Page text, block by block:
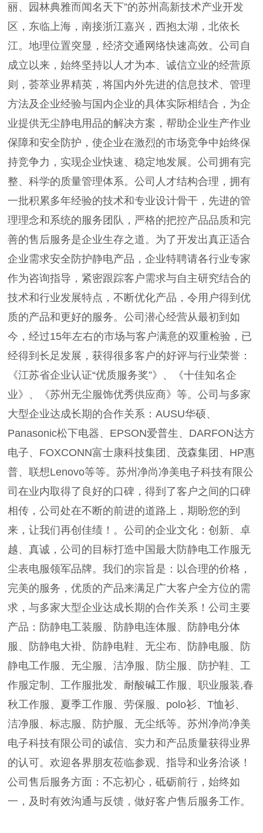
丽、园林典雅而闻名天下”的苏州高新技术产业开发
区，东临上海，南接浙江嘉兴，西抱太湖，北依长
江。地理位置突显，经济交通网络快速高效。公司自
成立以来，始终坚持以人才为本、诚信立业的经营原
则，荟萃业界精英，将国内外先进的信息技术、管理
方法及企业经验与国内企业的具体实际相结合，为企
业提供无尘静电用品的解决方案，帮助企业生产作业
保障和安全防护，使企业在激烈的市场竞争中始终保
持竞争力，实现企业快速、稳定地发展。公司拥有完
整、科学的质量管理体系。公司人才结构合理，拥有
一批积累多年经验的技术和专业设计骨干，先进的管
理理念和系统的服务团队，严格的把控产品品质和完
善的售后服务是企业生存之道。为了开发出真正适合
企业需求安全防护静电产品，企业特聘请各行业专家
作为咨询指导，紧密跟踪客户需求与自主研究结合的
技术和行业发展特点，不断优化产品，令用户得到优
质的产品和更好的服务。公司潜心经营从最初到如
今，经过15年左右的市场与客户满意的双重检验，已
经得到长足发展，获得很多客户的好评与行业荣誉：
《江苏省企业认证“优质服务奖”》、《十佳知名企
业》、《苏州无尘服饰优秀供应商》等。公司与多家
大型企业达成长期的合作关系：AUSU华硕、
Panasonic松下电器、EPSON爱普生、DARFON达方
电子、FOXCONN富士康科技集团、茂森集团、HP惠
普、联想Lenovo等等。苏州净尚净美电子科技有限公
司在业内取得了良好的口碑，得到了客户之间的口碑
相传，公司处在不断的前进的道路上，期盼您的到
来，让我们再创佳绩！。公司的企业文化：创新、卓
越、真诚，公司的目标打造中国最大防静电工作服无
尘表电服领军品牌。我们的宗旨是：以合理的价格，
完美的服务，优质的产品来满足广大客户全方位的需
求，与多家大型企业达成长期的合作关系！公司主要
产品：防静电工装服、防静电连体服、防静电分体
服、防静电大褂、防静电鞋、无尘布、防静电服、防
静电工作服、无尘服、洁净服、防尘服、防护鞋、工
作服定制、工作服批发、耐酸碱工作服、职业服装,春
秋工作服、夏季工作服、劳保服、polo衫、T恤衫、
洁净服、标志服、防护服、无尘纸等。苏州净尚净美
电子科技有限公司的诚信、实力和产品质量获得业界
的认可。欢迎各界朋友莅临参观、指导和业务洽谈！
公司售后服务方面：不忘初心，砥砺前行，始终如
一，及时有效沟通与反馈，做好客户售后服务工作。